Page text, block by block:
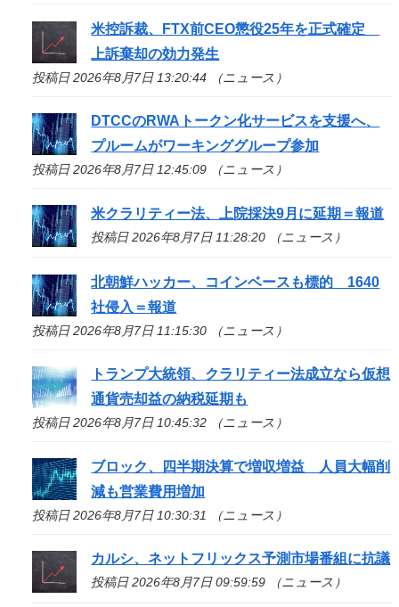
米控訴裁、FTX前CEO懲役25年を正式確定
上訴棄却の効力発生
投稿日 2026年8月7日 13:20:44 （ニュース）
DTCCのRWAトークン化サービスを支援へ、
プルームがワーキンググループ参加
投稿日 2026年8月7日 12:45:09 （ニュース）
米クラリティー法、上院採決9月に延期＝報道
投稿日 2026年8月7日 11:28:20 （ニュース）
北朝鮮ハッカー、コインベースも標的 1640
社侵入＝報道
投稿日 2026年8月7日 11:15:30 （ニュース）
トランプ大統領、クラリティー法成立なら仮想
通貨売却益の納税延期も
投稿日 2026年8月7日 10:45:32 （ニュース）
ブロック、四半期決算で増収増益 人員大幅削
減も営業費用増加
投稿日 2026年8月7日 10:30:31 （ニュース）
カルシ、ネットフリックス予測市場番組に抗議
投稿日 2026年8月7日 09:59:59 （ニュース）